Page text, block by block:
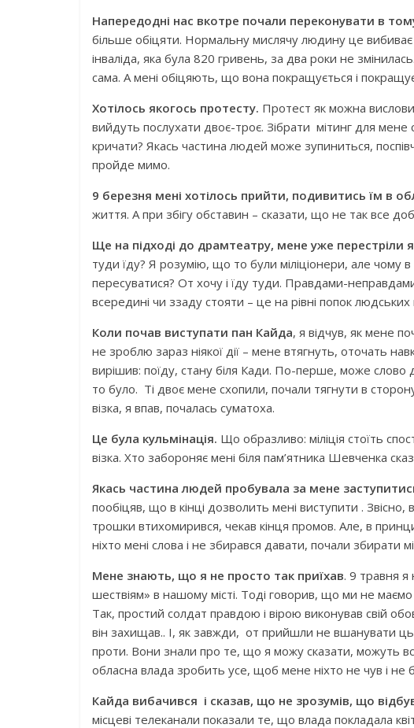
Напередодні нас вкотре почали переконувати в
більше обіцяти. Нормальну мислячу людину це вибиває
інваліда, яка була 820 гривень, за два роки не
сама. А мені обіцяють, що вона покращується і
Хотілось якогось протесту. Протест як можна
вийдуть послухати двоє-троє. Зібрати мітинг для
кричати? Якась частина людей може зупиниться,
пройде мимо.
9 березня мені хотілось прийти, подивитись їм в
життя. А при збігу обставин – сказати, що не так все
Ще на підході до драмтеатру, мене уже перестріли
туди їду? Я розумію, що то були міліціонери, але чому
пересуватися? От хочу і їду туди. Правдами-
всередині чи ззаду стояти – це на рівні попок людських
Коли почав виступати пан Кайда, я відчув, як мене
не зроблю зараз ніякої дії – мене втягнуть, оточать
вирішив: поїду, стану біля Кади. По-перше, може слово
то було. Ті двоє мене схопили, почали тягнути в
візка, я впав, почалась суматоха.
Це була кульмінація. Що образливо: міліція стоїть
візка. Хто забороняє мені біля пам’ятника Шевченка
Якась частина людей пробувала за мене
пообіцяв, що в кінці дозволить мені виступити . Звісно,
трошки втихомирився, чекав кінця промов. Але, в
ніхто мені слова і не збирався давати, почали збирати
Мене знають, що я не просто так приїхав. 9 травня
шествіям» в нашому місті. Тоді говорив, що ми не маємо
Так, простий солдат правдою і вірою виконував свій
він захищав.. І, як завжди, от прийшли не вшанувати
проти. Вони знали про те, що я можу сказати, можуть
обласна влада зробить усе, щоб мене ніхто не чув і не
Кайда вибачився і сказав, що не зрозумів, що
місцеві телеканали показали те, що влада покладала